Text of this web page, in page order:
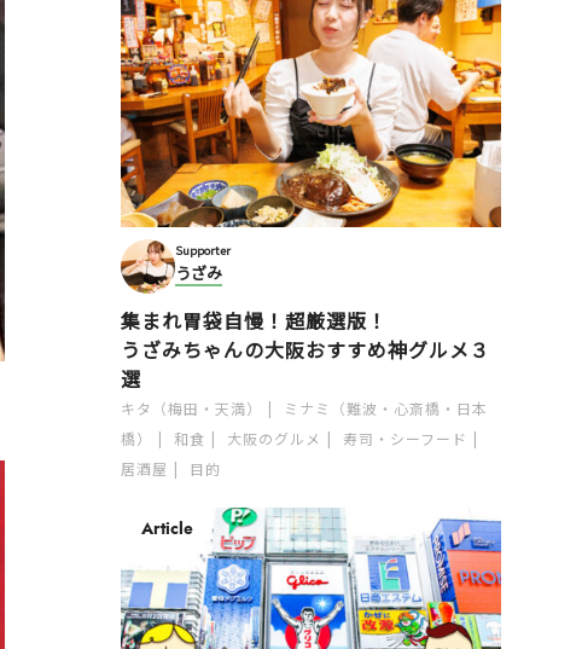
Supporter
うざみ
集まれ胃袋自慢！超厳選版！
うざみちゃんの大阪おすすめ神グルメ３
選
キタ（梅田・天満）
ミナミ（難波・心斎橋・日本
橋）
和食 大阪のグルメ
寿司・シーフード
居酒屋
目的
Article